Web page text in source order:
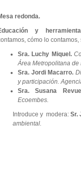
redonda.
y
cómo lo contamos,
Sra. Luchy Miquel.
Área Metropolitana de
Sra. Jordi Macarro.
y participación.
Sra. Susana
Ecoembes.
Introduce y modera: Sr.
ambiental.